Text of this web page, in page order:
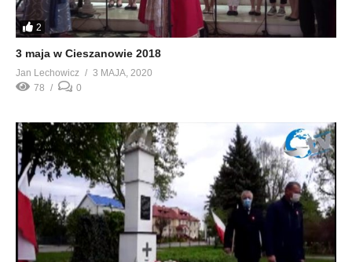
2
3 maja w Cieszanowie 2018
Jan Lechowicz
3 MAJA, 2020
78
0